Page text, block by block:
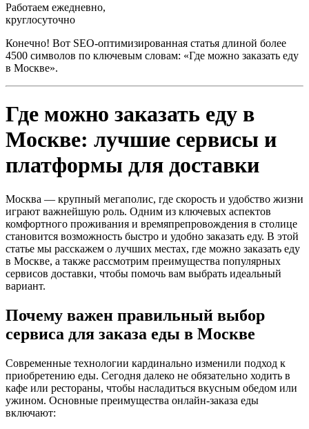
Работаем ежедневно,
круглосуточно
Конечно! Вот SEO-оптимизированная статья длиной более
4500 символов по ключевым словам: «Где можно заказать еду
в Москве».
Где можно заказать еду в
Москве: лучшие сервисы и
платформы для доставки
Москва — крупный мегаполис, где скорость и удобство жизни
играют важнейшую роль. Одним из ключевых аспектов
комфортного проживания и времяпрепровождения в столице
становится возможность быстро и удобно заказать еду. В этой
статье мы расскажем о лучших местах, где можно заказать еду
в Москве, а также рассмотрим преимущества популярных
сервисов доставки, чтобы помочь вам выбрать идеальный
вариант.
Почему важен правильный выбор
сервиса для заказа еды в Москве
Современные технологии кардинально изменили подход к
приобретению еды. Сегодня далеко не обязательно ходить в
кафе или рестораны, чтобы насладиться вкусным обедом или
ужином. Основные преимущества онлайн-заказа еды
включают: